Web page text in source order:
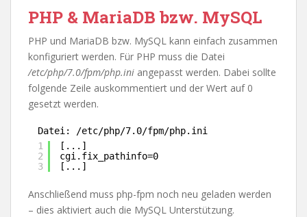
PHP & MariaDB bzw. MySQL
PHP und MariaDB bzw. MySQL kann einfach zusammen
konfiguriert werden. Für PHP muss die Datei
/etc/php/7.0/fpm/php.ini angepasst werden. Dabei sollte
folgende Zeile auskommentiert und der Wert auf 0
gesetzt werden.
Datei: /etc/php/7.0/fpm/php.ini
1
2
3
[...]
cgi.fix_pathinfo=0
[...]
Anschließend muss php-fpm noch neu geladen werden
– dies aktiviert auch die MySQL Unterstützung.